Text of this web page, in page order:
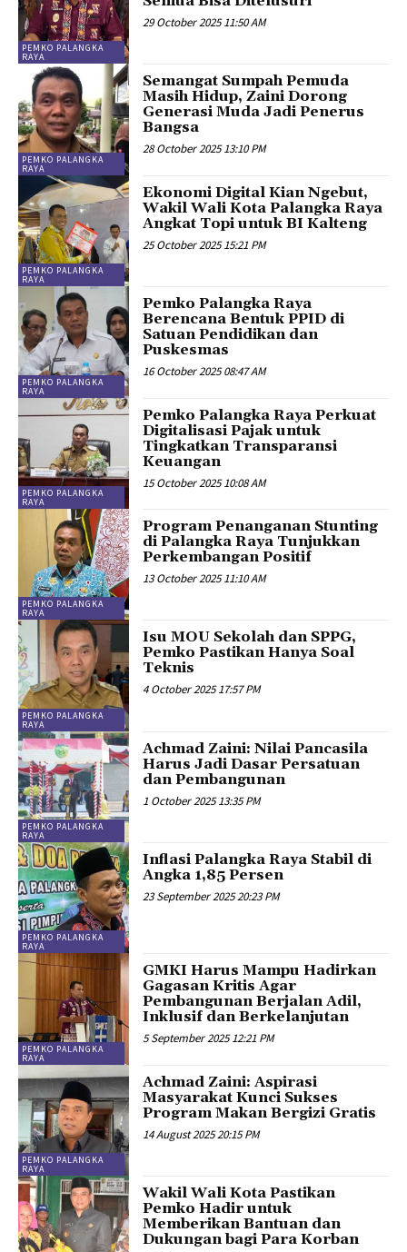
PEMKO PALANGKA
RAYA
29 October 2025 11:50 AM
PEMKO PALANGKA
RAYA
Semangat Sumpah Pemuda
Masih Hidup, Zaini Dorong
Generasi Muda Jadi Penerus
Bangsa
28 October 2025 13:10 PM
PEMKO PALANGKA
RAYA
Ekonomi Digital Kian Ngebut,
Wakil Wali Kota Palangka Raya
Angkat Topi untuk BI Kalteng
25 October 2025 15:21 PM
PEMKO PALANGKA
RAYA
Pemko Palangka Raya
Berencana Bentuk PPID di
Satuan Pendidikan dan
Puskesmas
16 October 2025 08:47 AM
PEMKO PALANGKA
RAYA
Pemko Palangka Raya Perkuat
Digitalisasi Pajak untuk
Tingkatkan Transparansi
Keuangan
15 October 2025 10:08 AM
PEMKO PALANGKA
RAYA
Program Penanganan Stunting
di Palangka Raya Tunjukkan
Perkembangan Positif
13 October 2025 11:10 AM
PEMKO PALANGKA
RAYA
Isu MOU Sekolah dan SPPG,
Pemko Pastikan Hanya Soal
Teknis
4 October 2025 17:57 PM
PEMKO PALANGKA
RAYA
Achmad Zaini: Nilai Pancasila
Harus Jadi Dasar Persatuan
dan Pembangunan
1 October 2025 13:35 PM
PEMKO PALANGKA
RAYA
Inflasi Palangka Raya Stabil di
Angka 1,85 Persen
23 September 2025 20:23 PM
PEMKO PALANGKA
RAYA
GMKI Harus Mampu Hadirkan
Gagasan Kritis Agar
Pembangunan Berjalan Adil,
Inklusif dan Berkelanjutan
5 September 2025 12:21 PM
PEMKO PALANGKA
RAYA
Achmad Zaini: Aspirasi
Masyarakat Kunci Sukses
Program Makan Bergizi Gratis
14 August 2025 20:15 PM
Wakil Wali Kota Pastikan
Pemko Hadir untuk
Memberikan Bantuan dan
Dukungan bagi Para Korban